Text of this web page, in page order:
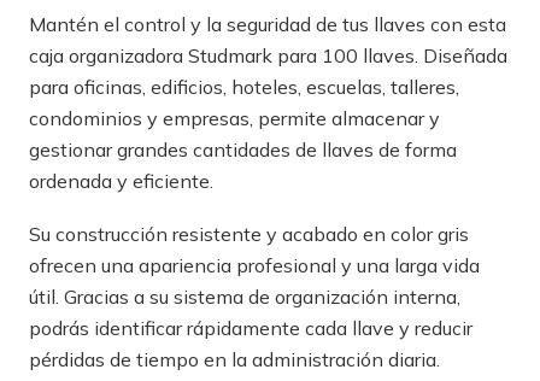
Mantén el control y la seguridad de tus llaves con esta
caja organizadora Studmark para 100 llaves. Diseñada
para oficinas, edificios, hoteles, escuelas, talleres,
condominios y empresas, permite almacenar y
gestionar grandes cantidades de llaves de forma
ordenada y eficiente.
Su construcción resistente y acabado en color gris
ofrecen una apariencia profesional y una larga vida
útil. Gracias a su sistema de organización interna,
podrás identificar rápidamente cada llave y reducir
pérdidas de tiempo en la administración diaria.